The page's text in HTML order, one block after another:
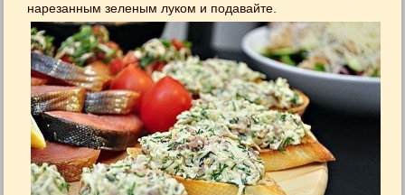
нарезанным зеленым луком и подавайте.